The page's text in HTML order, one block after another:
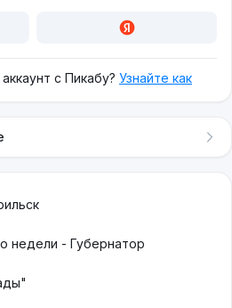
с Пикабу? Узнайте как
недели - Губернатор